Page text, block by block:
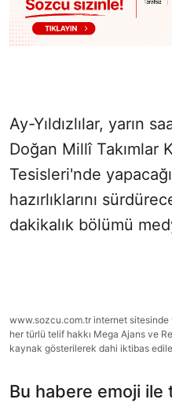
Ay-Yıldızlılar, yarın
Doğan Millî Takımlar
Tesisleri'nde
hazırlıklarını
dakikalık bölümü
www.sozcu.com.tr internet sitesinde
her türlü telif hakkı Mega Ajans ve
kaynak gösterilerek dahi iktibas
Bu habere emoji ile